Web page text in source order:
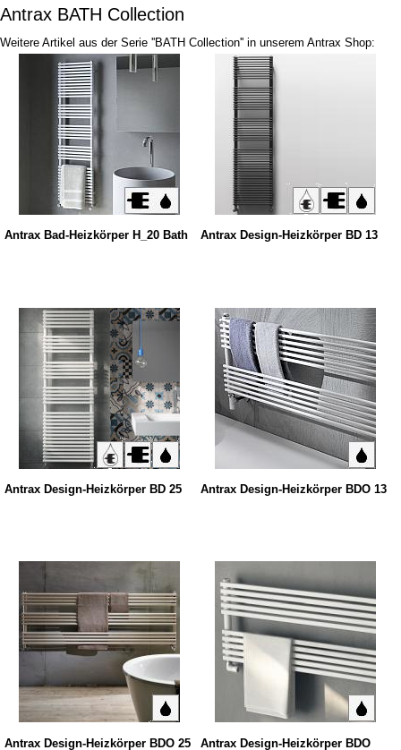
Antrax BATH Collection
Weitere Artikel aus der Serie ''BATH Collection'' in unserem Antrax Shop:
Antrax Bad-Heizkörper H_20 Bath Antrax Design-Heizkörper BD 13
Antrax Design-Heizkörper BD 25 Antrax Design-Heizkörper BDO 13
Antrax Design-Heizkörper BDO 25 Antrax Design-Heizkörper BDO